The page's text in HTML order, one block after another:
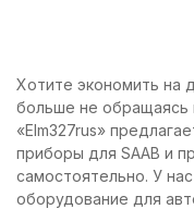
Хотите экономить на
больше не обращаясь
«Elm327rus»
приборы для SAAB и
самостоятельно. У
оборудование для